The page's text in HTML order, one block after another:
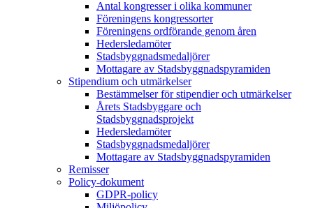
Antal kongresser i olika kommuner
Föreningens kongressorter
Föreningens ordförande genom åren
Hedersledamöter
Stadsbyggnadsmedaljörer
Mottagare av Stadsbyggnadspyramiden
Stipendium och utmärkelser
Bestämmelser för stipendier och utmärkelser
Årets Stadsbyggare och
Stadsbyggnadsprojekt
Hedersledamöter
Stadsbyggnadsmedaljörer
Mottagare av Stadsbyggnadspyramiden
Remisser
Policy-dokument
GDPR-policy